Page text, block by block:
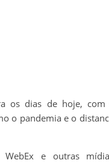
os dias de hoje, com
o pandemia e o
WebEx e outras